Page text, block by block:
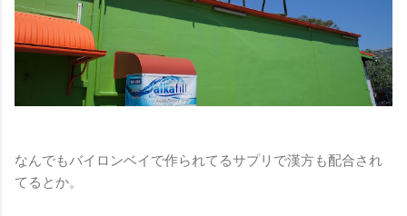
なんでもバイロンベイで作られてるサプリで漢方も配合され
てるとか。